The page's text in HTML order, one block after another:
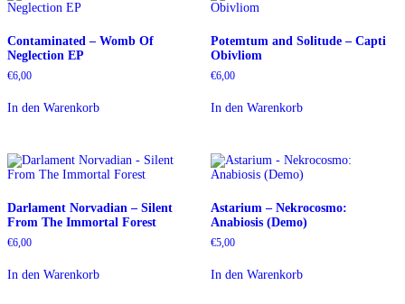
Contaminated – Womb Of
Neglection EP
€6,00
In den Warenkorb
Potemtum and Solitude – Capti
Obivliom
€6,00
In den Warenkorb
Darlament Norvadian – Silent
From The Immortal Forest
€6,00
In den Warenkorb
Astarium – Nekrocosmo:
Anabiosis (Demo)
€5,00
In den Warenkorb